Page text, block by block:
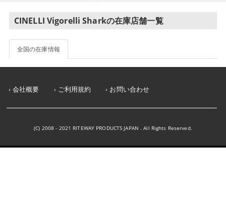
CINELLI Vigorelli Sharkの在庫店舗一覧
全国の在庫情報
会社概要 ご利用規約 お問い合わせ
(C) 2008 - 2021 RITEWAY PRODUCTS JAPAN . All Rights Reserved.